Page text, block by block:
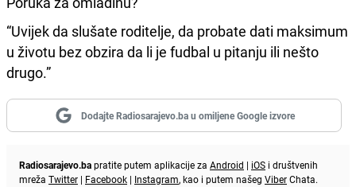
“Uvijek da slušate roditelje, da probate dati maksimum
u životu bez obzira da li je fudbal u pitanju ili nešto
drugo.”
Dodajte Radiosarajevo.ba u omiljene Google izvore
Radiosarajevo.bapratite putem aplikacije za Android | iOS i društvenih
mreža Twitter | Facebook | Instagram, kao i putem našeg ViberChata.